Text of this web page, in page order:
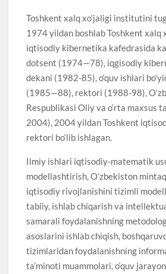
Toshkent xalq xo‘jaligi institutini
1974 yildan boshlab Toshkent xalq
iqtisodiy kibernetika kafedrasida
dotsent (1974—78), iqgisodiy
dekani (1982-85), o‘quv ishlari
(1985—88), rektori (1988-98),
Respublikasi Oliy va o‘rta maxsus
2004), 2004 yildan Toshkent
rektori bo‘lib ishlagan.
Ilmiy ishlari iqtisodiy-matematik
modellashtirish, O‘zbekiston
iqtisodiy rivojlanishini tizimli
tabiiy, ishlab chiqarish va
samarali foydalanishning
asoslarini ishlab chiqish,
tizimlaridan foydalanishning
ta’minoti muammolari, o‘quv